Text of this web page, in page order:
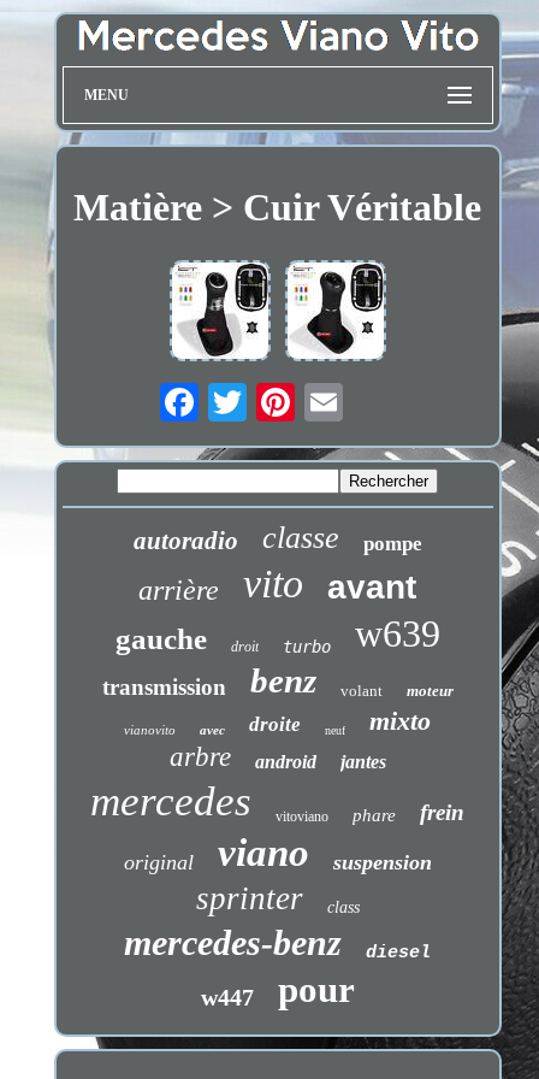
MENU
Matière > Cuir Véritable
autoradio classe pompe
arrière vito avant
gauche droit turbo w639
transmission benz volant moteur
vianovito avec droite neuf
mixto
arbre
android jantes
mercedes vitoviano phare frein
original viano suspension
sprinter class
mercedes-benz diesel
w447 pour